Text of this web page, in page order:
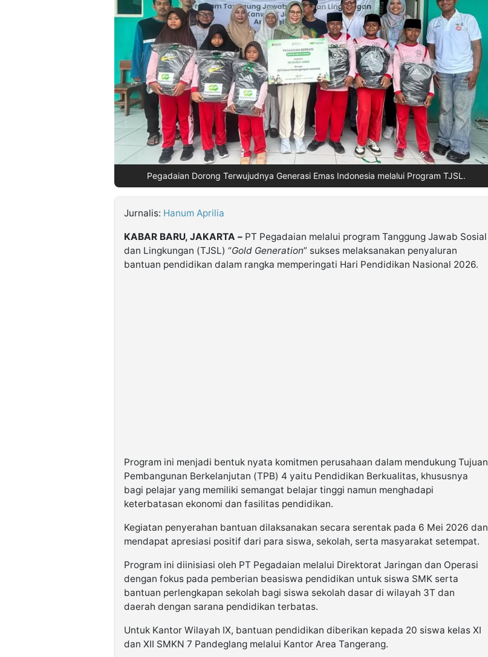
Pegadaian Dorong Terwujudnya Generasi Emas Indonesia melalui Program TJSL.
Jurnalis: Hanum Aprilia
KABAR BARU, JAKARTA – PT Pegadaian melalui program Tanggung Jawab Sosial
dan Lingkungan (TJSL) “Gold Generation” sukses melaksanakan penyaluran
bantuan pendidikan dalam rangka memperingati Hari Pendidikan Nasional 2026.
Program ini menjadi bentuk nyata komitmen perusahaan dalam mendukung Tujuan
Pembangunan Berkelanjutan (TPB) 4 yaitu Pendidikan Berkualitas, khususnya
bagi pelajar yang memiliki semangat belajar tinggi namun menghadapi
keterbatasan ekonomi dan fasilitas pendidikan.
Kegiatan penyerahan bantuan dilaksanakan secara serentak pada 6 Mei 2026 dan
mendapat apresiasi positif dari para siswa, sekolah, serta masyarakat setempat.
Program ini diinisiasi oleh PT Pegadaian melalui Direktorat Jaringan dan Operasi
dengan fokus pada pemberian beasiswa pendidikan untuk siswa SMK serta
bantuan perlengkapan sekolah bagi siswa sekolah dasar di wilayah 3T dan
daerah dengan sarana pendidikan terbatas.
Untuk Kantor Wilayah IX, bantuan pendidikan diberikan kepada 20 siswa kelas XI
dan XII SMKN 7 Pandeglang melalui Kantor Area Tangerang.